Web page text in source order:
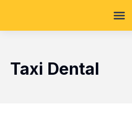
Taxi Dental